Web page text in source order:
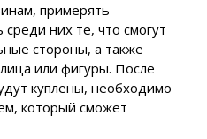
примерять
них те, что смогут
стороны, а также
или фигуры. После
куплены, необходимо
который сможет